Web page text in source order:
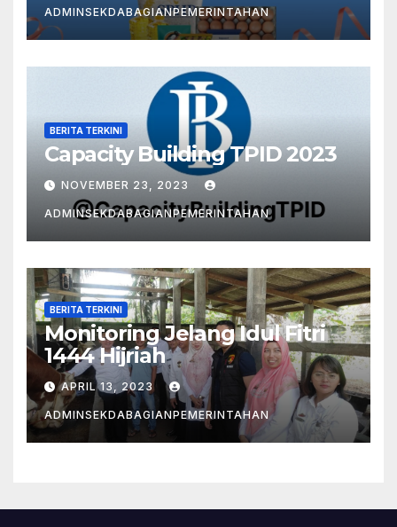
ADMINSEKDABAGIANPEMERINTAHAN
BERITA TERKINI
Capacity Building TPID 2023
NOVEMBER 23, 2023
ADMINSEKDABAGIANPEMERINTAHAN
BERITA TERKINI
Monitoring Jelang Idul Fitri
1444 Hijriah
APRIL 13, 2023
ADMINSEKDABAGIANPEMERINTAHAN